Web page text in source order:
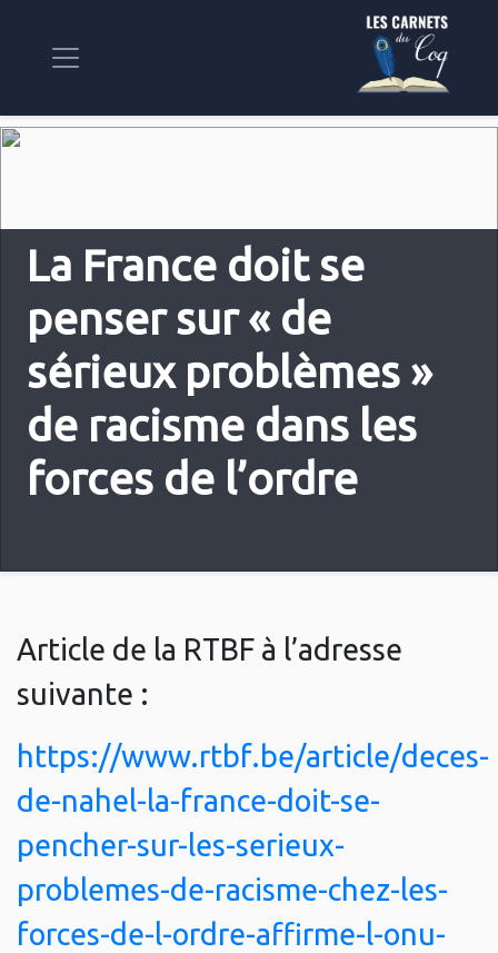
La France doit se
penser sur « de
sérieux problèmes »
de racisme dans les
forces de l’ordre
Article de la RTBF à l’adresse
suivante :
https://www.rtbf.be/article/deces-
de-nahel-la-france-doit-se-
pencher-sur-les-serieux-
problemes-de-racisme-chez-les-
forces-de-l-ordre-affirme-l-onu-